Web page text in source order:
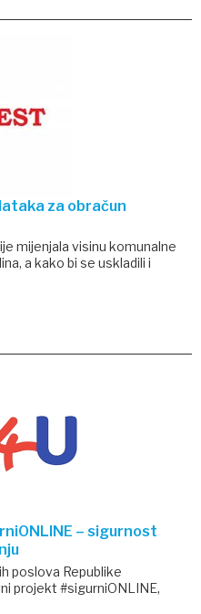
za obračun
mijenjala visinu komunalne
a kako bi se uskladili i
– sigurnost
poslova Republike
projekt #sigurniONLINE,